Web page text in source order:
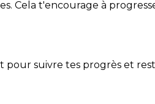
Cela t'encourage à
suivre tes progrès et